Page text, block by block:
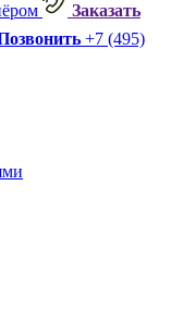
Заказать
+7 (495)